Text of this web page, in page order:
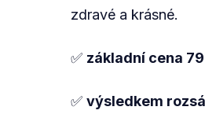
zdravé a krásné.
✅ základní cena
✅ výsledkem